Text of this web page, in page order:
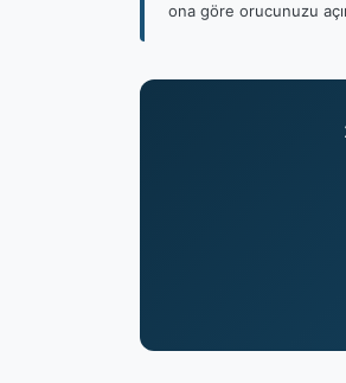
ona göre orucunuzu